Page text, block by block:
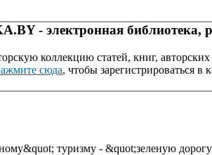
- электронная библиотека,
коллекцию статей, книг,
сюда, чтобы зарегистрироваться в
туризму - &quot;зеленую